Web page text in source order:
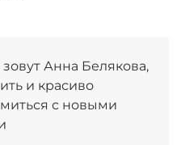
Анна Белякова,
и красиво
с новыми
людьми